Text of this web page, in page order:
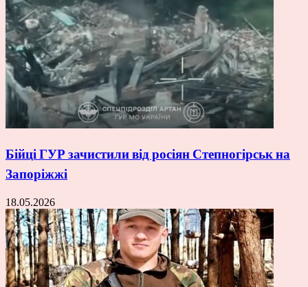
Бійці ГУР зачистили від росіян Степногірськ на
Запоріжжі
18.05.2026